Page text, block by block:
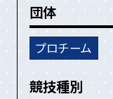
団体
プロチーム
競技種別